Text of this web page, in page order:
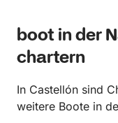
boot in der
chartern
In Castellón sind
weitere Boote in